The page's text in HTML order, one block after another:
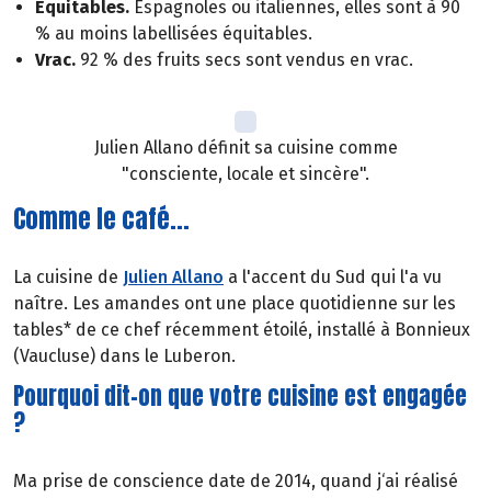
Équitables. Espagnoles ou italiennes, elles sont à 90
% au moins labellisées équitables.
Vrac. 92 % des fruits secs sont vendus en vrac.
Julien Allano définit sa cuisine comme
"consciente, locale et sincère".
Comme le café...
La cuisine de Julien Allano a l'accent du Sud qui l'a vu
naître. Les amandes ont une place quotidienne sur les
tables* de ce chef récemment étoilé, installé à Bonnieux
(Vaucluse) dans le Luberon.
Pourquoi dit-on que votre cuisine est engagée
?
Ma prise de conscience date de 2014, quand j‘ai réalisé